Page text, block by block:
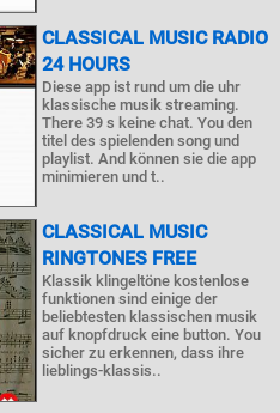
CLASSICAL MUSIC RADIO
24 HOURS
Diese app ist rund um die uhr
klassische musik streaming.
There 39 s keine chat. You den
titel des spielenden song und
playlist. And können sie die app
minimieren und t..
CLASSICAL MUSIC
RINGTONES FREE
Klassik klingeltöne kostenlose
funktionen sind einige der
beliebtesten klassischen musik
auf knopfdruck eine button. You
sicher zu erkennen, dass ihre
lieblings-klassis..